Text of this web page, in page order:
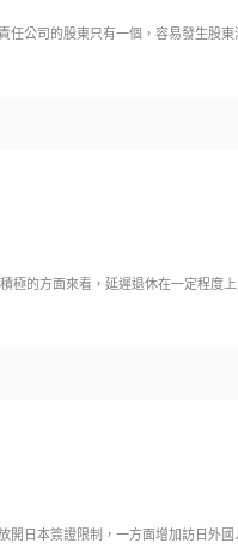
公司的股東只有一個，容易發生股
的方面來看，延遲退休在一定程度
日本簽證限制，一方面增加訪日外